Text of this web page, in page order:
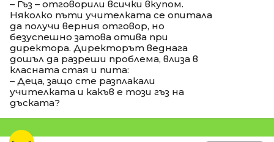
– Гъз – отговорили всички вкупом.
Няколко пъти учителката се опитала
да получи верния отговор, но
безуспешно затова отива при
директора. Директорът веднага
дошъл да разреши проблема, влиза в
класната стая и пита:
– Деца, защо сте разплакали
учителката и какъв е този гъз на
дъската?